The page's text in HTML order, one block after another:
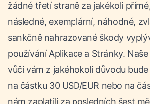
žádné třetí straně za jakékoli
následné, exemplární, náhodné,
sankčně nahrazované škody
používání Aplikace a Stránky.
vůči vám z jakéhokoli důvodu
na částku 30 USD/EUR nebo na
nám zaplatili za posledních šest